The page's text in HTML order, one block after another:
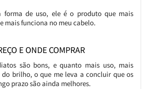
forma de uso, ele é o produto que mais
mais funciona no meu cabelo.
E ONDE COMPRAR
são bons, e quanto mais uso, mais
do brilho, o que me leva a concluir que os
prazo são ainda melhores.